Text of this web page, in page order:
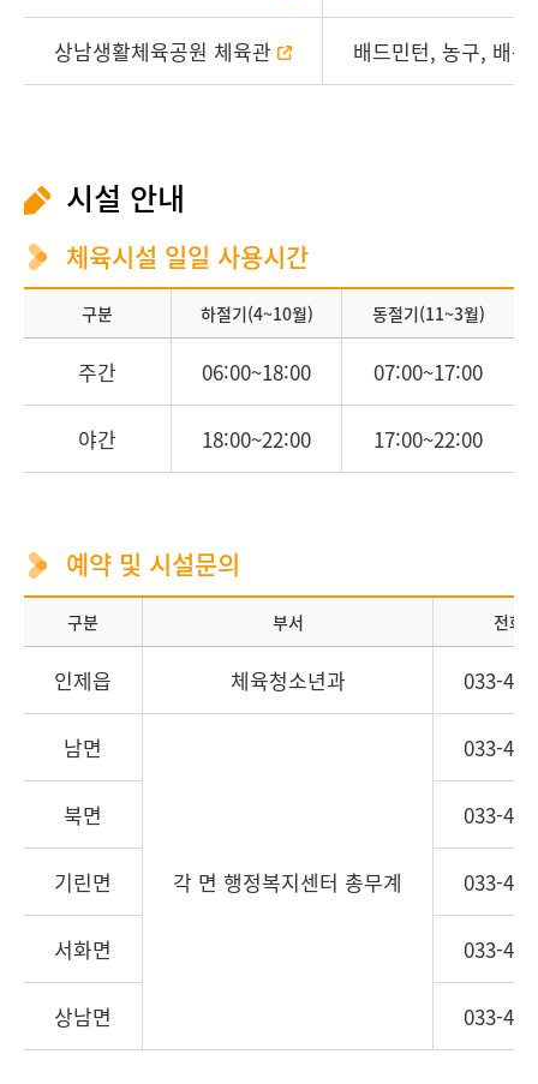
상남생활체육공원 체육관 배드민턴, 농구, 배
시설 안내
체육시설 일일 사용시간
구분 하절기(4~10월) 동절기(11~3월)
주간 06:00~18:00 07:00~17:00
야간 18:00~22:00 17:00~22:00
예약 및 시설문의
구분 부서 전화
인제읍 체육청소년과 033-
남면
각 면 행정복지센터 총무계
033-
북면 033-
기린면 033-
서화면 033-
상남면 033-